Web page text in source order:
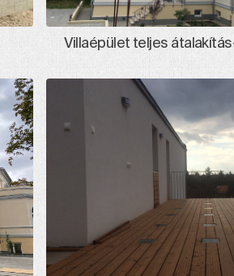
Villaépület teljes